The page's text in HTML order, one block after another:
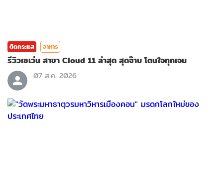
ติดกระแส อาหาร
รีวิวเซเว่น สาขา Cloud 11 ล่าสุด สุดจ๊าบ โดนใจทุกเจน
07 ส.ค. 2026